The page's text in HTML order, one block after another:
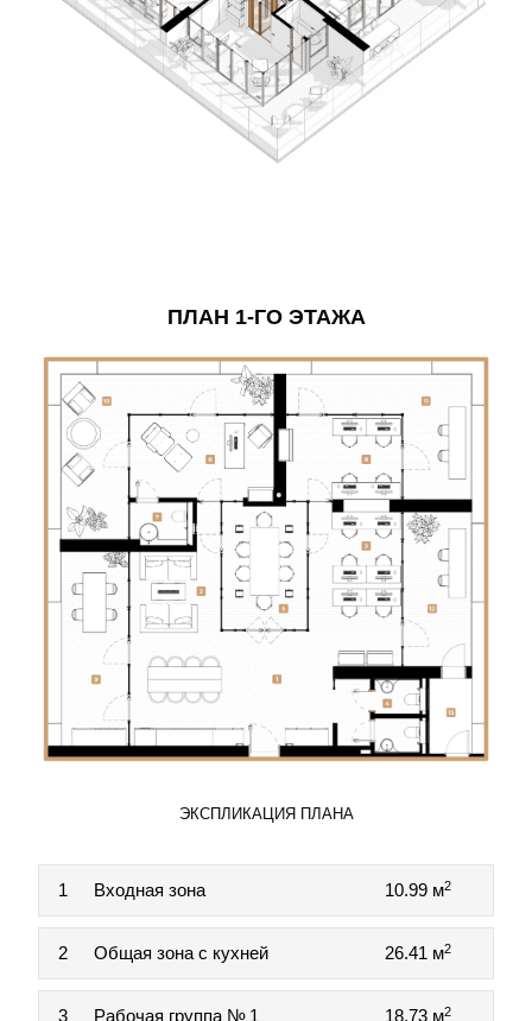
ПЛАН 1-ГО ЭТАЖА
ЭКСПЛИКАЦИЯ ПЛАНА
1 Входная зона 10.99 м2
2 Общая зона с кухней 26.41 м2
3 Рабочая группа № 1 18.73 м2